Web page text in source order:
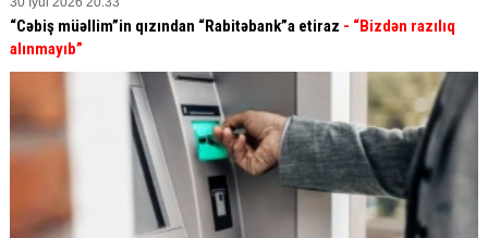
“Cəbiş müəllim”in qızından “Rabitəbank”a etiraz - “Bizdən razılıq
alınmayıb”